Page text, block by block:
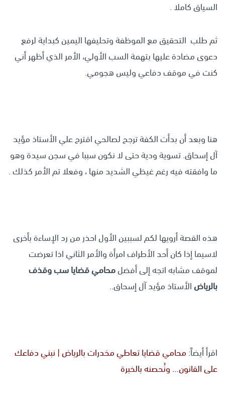
السياق كاملا .
ثم طلب التحقيق مع الموظفة وتحليفها اليمين كبداية لرفع
دعوى مضادة عليها بتهمة السب الأولي، الأمر الذي أظهر أني
كنت في موقف دفاعي وليس هجومي.
هنا وبعد أن بدأت الكفة ترجح لصالحي اقترح علي الأستاذ مؤيد
آل إسحاق. تسوية ودية حتى لا نكون سببا في سجن سيدة وهو
ما وافقته فيه رغم غيظي الشديد منها ، وفعلا تم الأمر كذلك .
هذه القصة أرويها لكم لسببين الأول احذر من رد الإساءة بأخرى
لاسيما إذا كان أحد الأطراف امرأة والأمر الثاني اذا تعرضت
لموقف مشابه اتجه إلى أفضلمحامي قضايا سب وقذف
بالرياضالأستاذ مؤيد آل إسحاق..
اقرأ أيضاً: محامي قضايا تعاطي مخدرات بالرياض | نبني دفاعك
على القانون… ونُحصنه بالخبرة